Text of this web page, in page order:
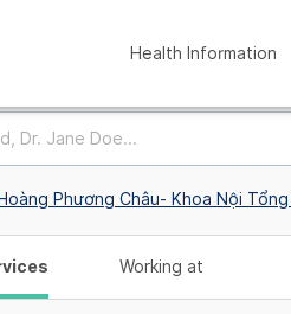
Health Information
Phương Châu- Khoa Nội
Working at